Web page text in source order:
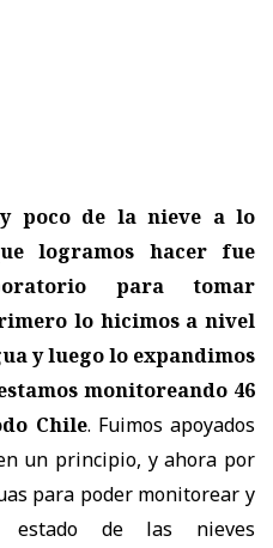
poco de la nieve a lo
logramos hacer fue
para tomar
lo hicimos a nivel
y luego lo expandimos
monitoreando 46
Chile. Fuimos apoyados
un principio, y ahora por
para poder monitorear y
de las nieves